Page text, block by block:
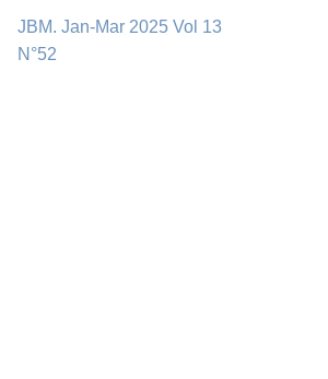
JBM. Jan-Mar 2025 Vol 13
N°52